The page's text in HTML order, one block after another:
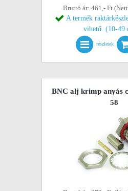
Bruttó ár: 461,- Ft
A termék
vihető. (10-49
részletek
BNC alj krimp anyás
58